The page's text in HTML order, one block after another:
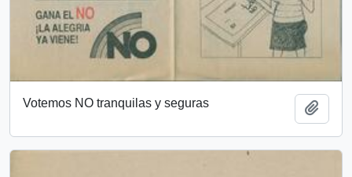
Votemos NO tranquilas y seguras